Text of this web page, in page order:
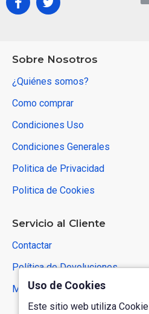
Sobre Nosotros
¿Quiénes somos?
Como comprar
Condiciones Uso
Condiciones Generales
Politica de Privacidad
Politica de Cookies
Servicio al Cliente
Contactar
Política de Devoluciones
Mapa del Sitio
Uso de Cookies
Este sitio web utiliza